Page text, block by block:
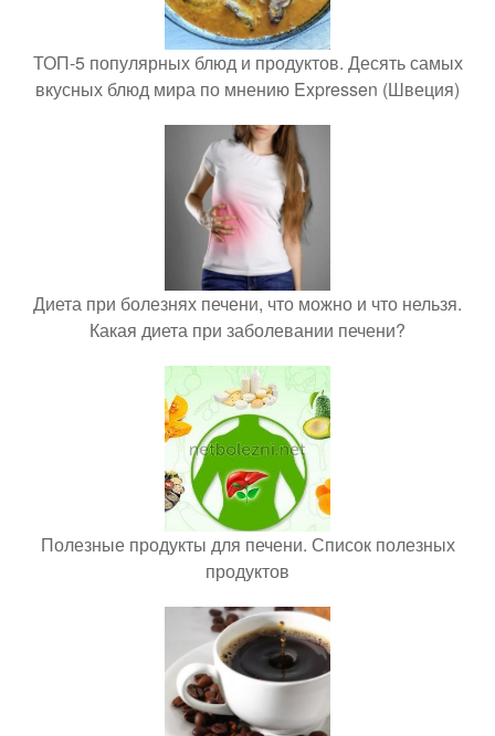
ТОП-5 популярных блюд и продуктов. Десять самых
вкусных блюд мира по мнению Expressen (Швеция)
Диета при болезнях печени, что можно и что нельзя.
Какая диета при заболевании печени?
Полезные продукты для печени. Список полезных
продуктов